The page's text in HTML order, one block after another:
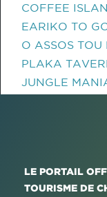
COFFEE
EARIKO TO
O ASSOS TOU
PLAKA
JUNGLE
LE PORTAIL
TOURISME DE